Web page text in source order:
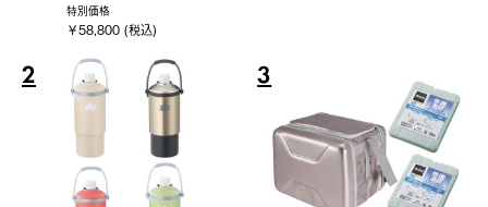
特別価格
￥58,800 (税込)
2 3